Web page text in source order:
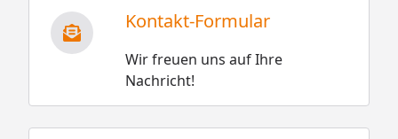
Kontakt-Formular
Wir freuen uns auf Ihre
Nachricht!